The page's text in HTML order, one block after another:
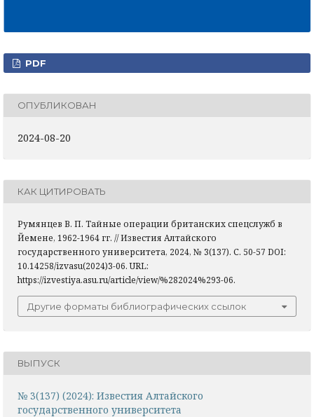
PDF
ОПУБЛИКОВАН
2024-08-20
КАК ЦИТИРОВАТЬ
Румянцев В. П. Тайные операции британских спецслужб в
Йемене, 1962-1964 гг. // Известия Алтайского
государственного университета, 2024, № 3(137). С. 50-57 DOI:
10.14258/izvasu(2024)3-06. URL:
https://izvestiya.asu.ru/article/view/%282024%293-06.
Другие форматы библиографических ссылок
ВЫПУСК
№ 3(137) (2024): Известия Алтайского
государственного университета